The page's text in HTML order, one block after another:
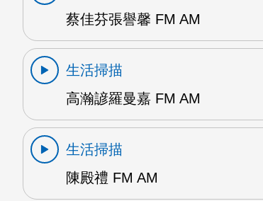
蔡佳芬張譽馨 FM AM
生活掃描
高瀚諺羅曼嘉 FM AM
生活掃描
陳殿禮 FM AM